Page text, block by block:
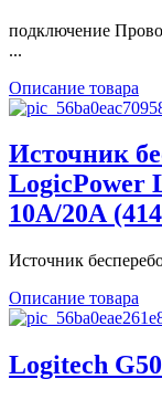
подключение
...
Описание товара
Источник
LogicPower
10А/20А
Источник
Описание товара
Logitech